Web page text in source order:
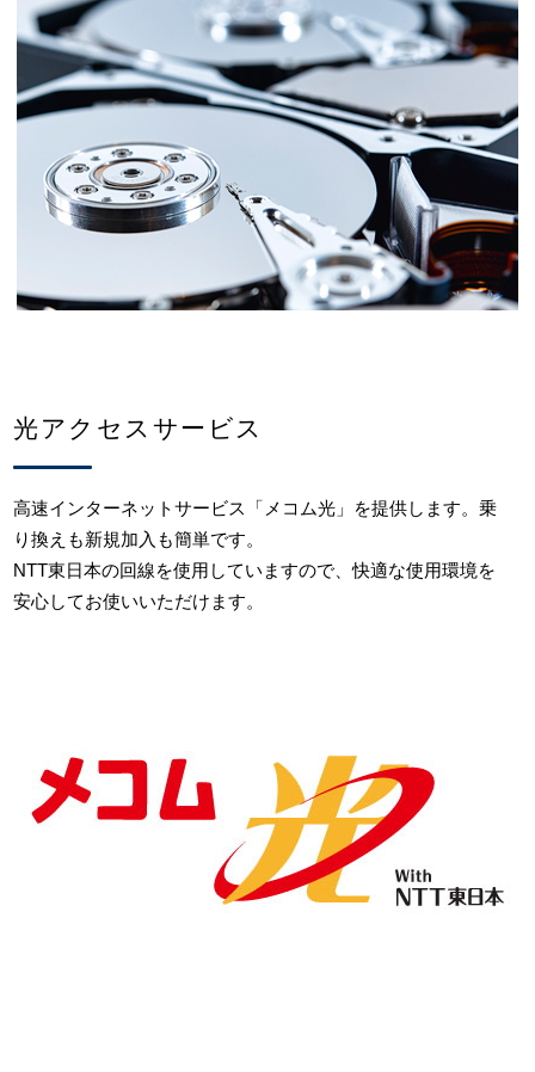
光アクセスサービス
高速インターネットサービス「メコム光」を提供します。乗
り換えも新規加入も簡単です。
NTT東日本の回線を使用していますので、快適な使用環境を
安心してお使いいただけます。